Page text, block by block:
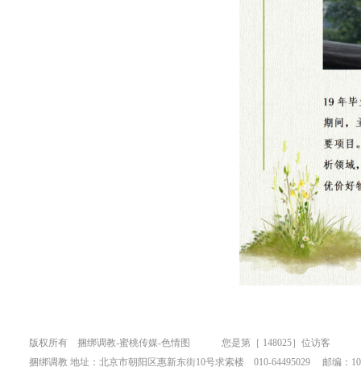
版权所有 捆绑调教-蜜桃传媒-色情图 您是第［ 148025］位访客
捆绑调教 地址：北京市朝阳区惠新东街10号求索楼 010-64495029 邮编：